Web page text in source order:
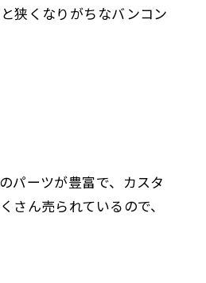
狭くなりがちなバンコン
パーツが豊富で、カスタ
ん売られているので、